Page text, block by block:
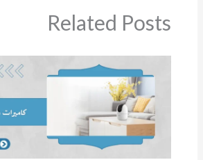
Related Posts